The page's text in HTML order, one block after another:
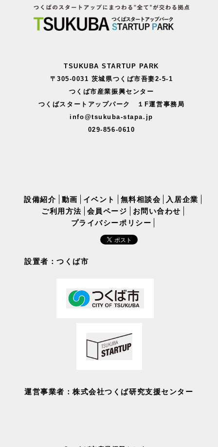
TSUKUBA STARTUP PARK
〒305-0031 茨城県つくば市吾妻2-5-1
つくば市産業振興センター
つくばスタートアップパーク １F運営事務局
info@tsukuba-stapa.jp
029-856-0610
設備紹介 動画 イベント 無料相談会
入居企業
ご利用方法
会員ページ
お問い合わせ
プライバシーポリシー
設置者：つくば市
運営事業者：株式会社つくば研究支援センター